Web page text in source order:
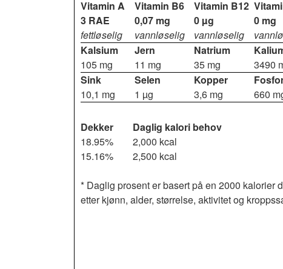
Vitamin A
3 RAE
fettløselig
Vitamin B6
0,07 mg
vannløselig
Vitamin B12
0 µg
vannløselig
0 mg
Kalsium
105 mg
Jern
11 mg
Natrium
35 mg
3490
Sink
10,1 mg
Selen
1 µg
Kopper
3,6 mg
660
Dekker
Daglig kalori behov
18.95%
2,000 kcal
15.16%
2,500 kcal
* Daglig prosent er basert på en 2000 kalorier
etter kjønn, alder, størrelse, aktivitet og